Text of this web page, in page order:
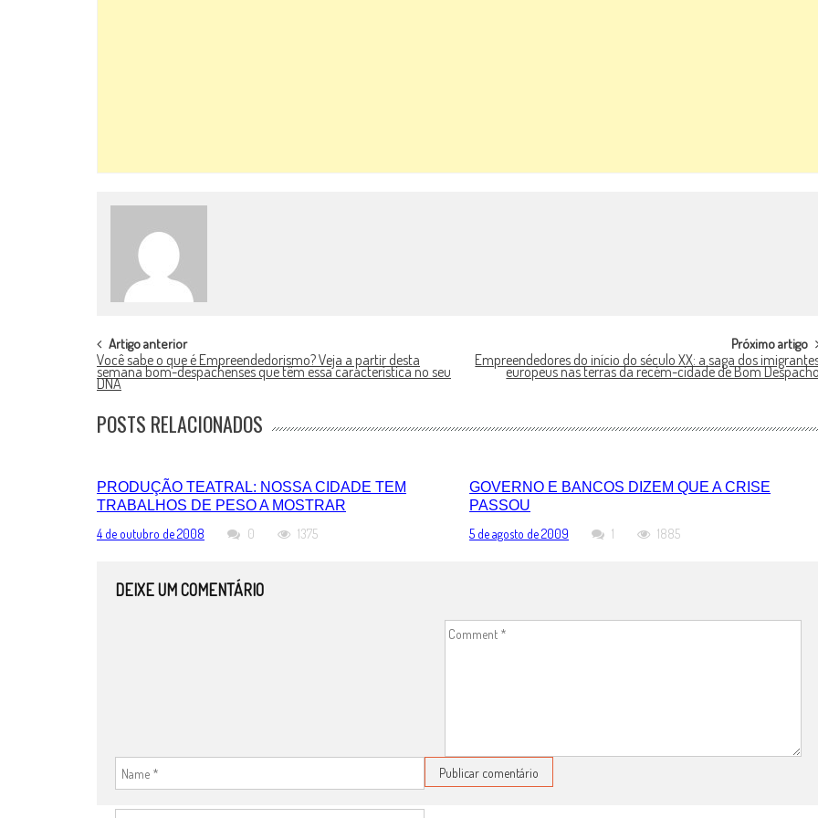
POST
NAVIGATION
Artigo anterior
Você sabe o que é Empreendedorismo? Veja a partir desta
semana bom-despachenses que têm essa característica no seu
DNA
Próximo artigo
Empreendedores do início do século XX: a saga dos
europeus nas terras da recém-cidade de Bom
POSTS RELACIONADOS
PRODUÇÃO TEATRAL: NOSSA CIDADE TEM
TRABALHOS DE PESO A MOSTRAR
4 de outubro de 2008
0 1375
GOVERNO E BANCOS DIZEM QUE A CRISE
PASSOU
5 de agosto de 2009
1 1885
DEIXE UM COMENTÁRIO